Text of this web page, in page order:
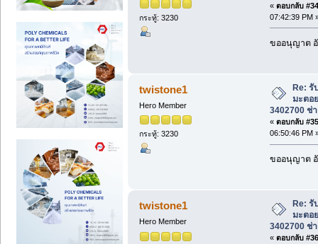
กระทู้: 3230
« ตอบกลับ
07:42:39 PM
ขออนุญาต
twistone1
Hero Member
กระทู้: 3230
Re: รั
มะตอ
3402700 ช่
« ตอบกลับ
06:50:46 PM
ขออนุญาต
twistone1
Hero Member
Re: รั
มะตอ
3402700 ช่
« ตอบกลับ